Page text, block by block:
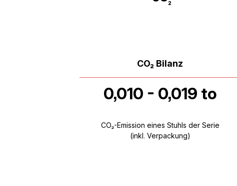
CO₂ Bilanz
0,010 - 0,019 to
CO₂-Emission eines Stuhls der Serie
(inkl. Verpackung)